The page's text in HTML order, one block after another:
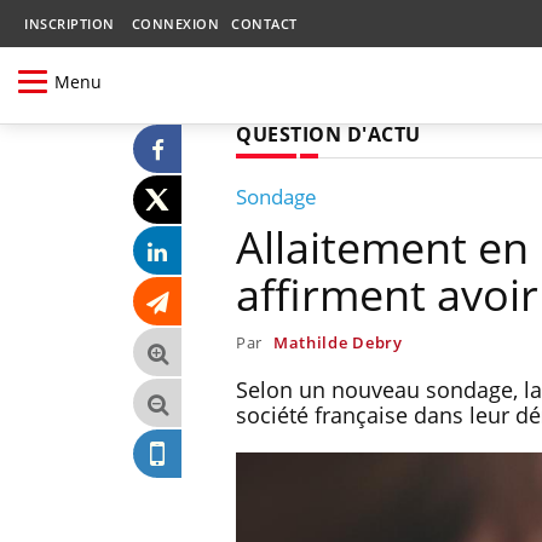
INSCRIPTION CONNEXION CONTACT
Menu
QUESTION D'ACTU
Sondage
Allaitement en
affirment
Par Mathilde Debry
Selon un nouveau sondage,
société française dans leur